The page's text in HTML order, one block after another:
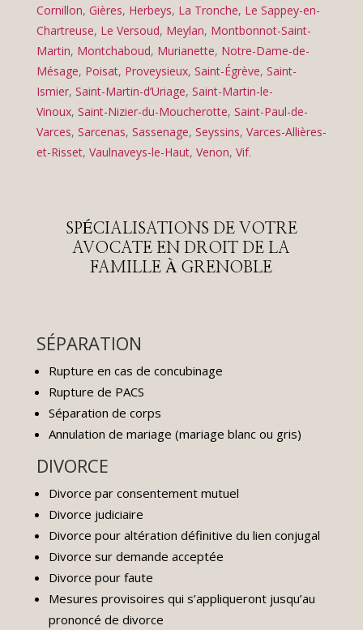
Cornillon, Gières, Herbeys, La Tronche, Le Sappey-en-
Chartreuse, Le Versoud, Meylan, Montbonnot-Saint-
Martin, Montchaboud, Murianette, Notre-Dame-de-
Mésage, Poisat, Proveysieux, Saint-Égrève, Saint-
Ismier, Saint-Martin-d’Uriage, Saint-Martin-le-
Vinoux, Saint-Nizier-du-Moucherotte, Saint-Paul-de-
Varces, Sarcenas, Sassenage, Seyssins, Varces-Allières-
et-Risset, Vaulnaveys-le-Haut, Venon, Vif.
SPÉCIALISATIONS DE VOTRE
AVOCATE EN DROIT DE LA
FAMILLE À GRENOBLE
SÉPARATION
Rupture en cas de concubinage
Rupture de PACS
Séparation de corps
Annulation de mariage (mariage blanc ou gris)
DIVORCE
Divorce par consentement mutuel
Divorce judiciaire
Divorce pour altération définitive du lien conjugal
Divorce sur demande acceptée
Divorce pour faute
Mesures provisoires qui s’appliqueront jusqu’au
prononcé de divorce